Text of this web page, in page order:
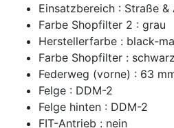
Einsatzbereich : Straße &
Farbe Shopfilter 2 : grau
Herstellerfarbe : black-
Farbe Shopfilter : schwarz
Federweg (vorne) : 63
Felge : DDM-2
Felge hinten : DDM-2
FIT-Antrieb : nein